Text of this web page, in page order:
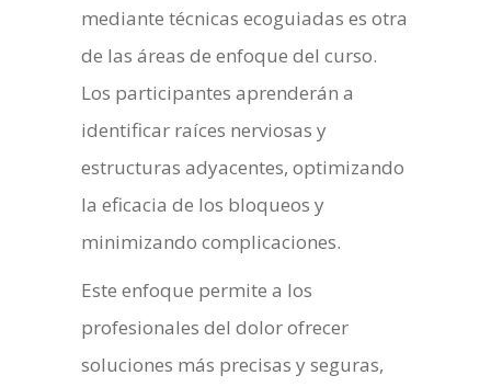
mediante técnicas ecoguiadas es otra
de las áreas de enfoque del curso.
Los participantes aprenderán a
identificar raíces nerviosas y
estructuras adyacentes, optimizando
la eficacia de los bloqueos y
minimizando complicaciones.
Este enfoque permite a los
profesionales del dolor ofrecer
soluciones más precisas y seguras,